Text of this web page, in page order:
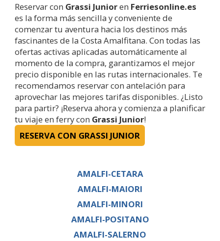
Reservar con Grassi Junioren Ferriesonline.es
es la forma más sencilla y conveniente de
comenzar tu aventura hacia los destinos más
fascinantes de la Costa Amalfitana. Con todas las
ofertas activas aplicadas automáticamente al
momento de la compra, garantizamos el mejor
precio disponible en las rutas internacionales. Te
recomendamos reservar con antelación para
aprovechar las mejores tarifas disponibles. ¿Listo
para partir? ¡Reserva ahora y comienza a planificar
tu viaje en ferry con Grassi Junior!
RESERVA CON GRASSI JUNIOR
AMALFI-CETARA
AMALFI-MAIORI
AMALFI-MINORI
AMALFI-POSITANO
AMALFI-SALERNO